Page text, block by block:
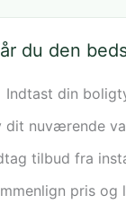
du den
Indtast din
dit nuværende
tilbud fra
pris og